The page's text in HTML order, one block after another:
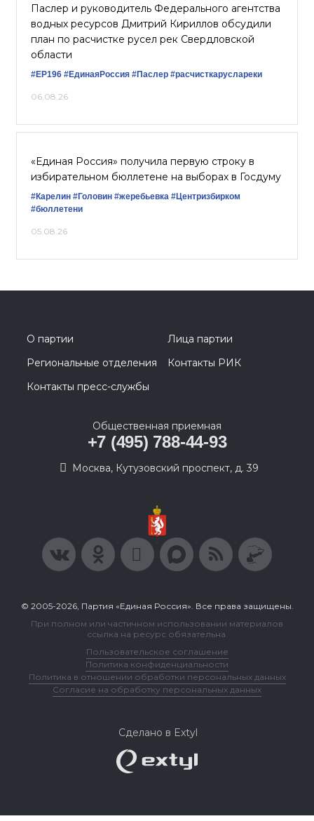
Паслер и руководитель Федерального агентства
водных ресурсов Дмитрий Кириллов обсудили
план по расчистке русел рек Свердловской
области
#ЕР196 #ЕдинаяРоссия #Паслер #расчисткаруслареки
06.08.26
«Единая Россия» получила первую строку в
избирательном бюллетене на выборах в Госдуму
#Карелин #Головин #жеребьевка #Центризбирком
#бюллетени
05.08.26
О партии
Лица партии
Региональные отделения
Контакты РИК
Контакты пресс-службы
Общественная приемная
+7 (495) 788-44-93
Москва, Кутузовский проспект, д. 39
© 2005-2026, Партия «Единая Россия». Все права защищены.
При полном или частичном использовании материалов
ссылка на ресурс обязательна.
Пользовательское соглашение
Политика конфиденциальности
Политика в отношении обработки персональных данных
Согласие на обработку персональных данных
Сделано в Extyl